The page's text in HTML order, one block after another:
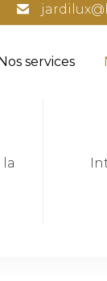
services